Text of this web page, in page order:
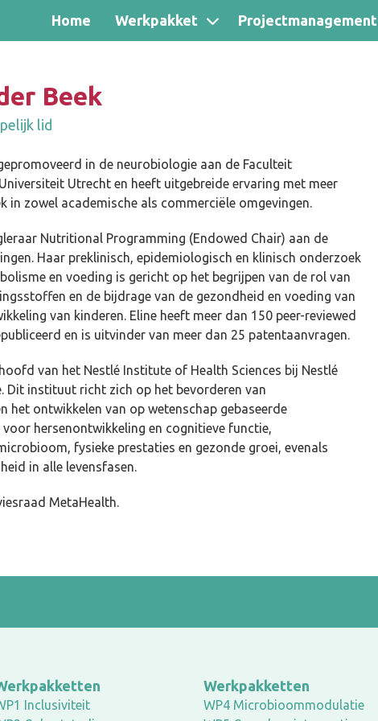
Home Werkpakket Projectmanagement
Beek
lid
in de neurobiologie aan de Faculteit
Utrecht en heeft uitgebreide ervaring met meer
in zowel academische als commerciële omgevingen.
Nutritional Programming (Endowed Chair) aan de
Haar preklinisch, epidemiologisch en klinisch onderzoek
en voeding is gericht op het begrijpen van de rol van
en de bijdrage van de gezondheid en voeding van
van kinderen. Eline heeft meer dan 150 peer-reviewed
en is uitvinder van meer dan 25 patentaanvragen.
van het Nestlé Institute of Health Sciences bij Nestlé
Dit instituut richt zich op het bevorderen van
het ontwikkelen van op wetenschap gebaseerde
hersenontwikkeling en cognitieve functie,
fysieke prestaties en gezonde groei, evenals
in alle levensfasen.
MetaHealth.
Inclusiviteit
Werkpakketten
WP4 Microbioommodulatie